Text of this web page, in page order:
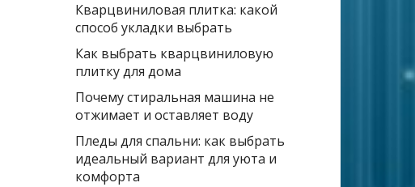
Кварцвиниловая плитка: какой
способ укладки выбрать
Как выбрать кварцвиниловую
плитку для дома
Почему стиральная машина не
отжимает и оставляет воду
Пледы для спальни: как выбрать
идеальный вариант для уюта и
комфорта